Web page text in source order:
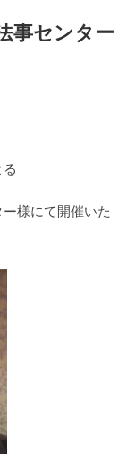
事センター
様にて開催いた